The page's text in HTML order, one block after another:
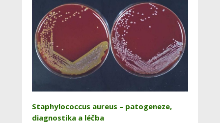
Staphylococcus aureus – patogeneze,
diagnostika a léčba